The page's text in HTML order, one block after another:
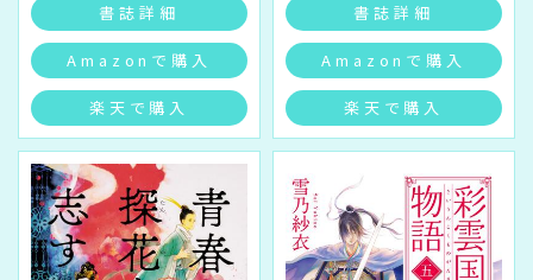
書誌詳細
Amazonで購入
楽天で購入
書誌詳細
Amazonで購入
楽天で購入